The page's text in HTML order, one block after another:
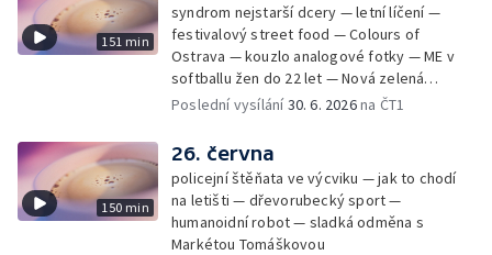
151 min
syndrom nejstarší dcery — letní líčení —
festivalový street food — Colours of
Ostrava — kouzlo analogové fotky — ME v
softballu žen do 22 let — Nová zelená
úsporám — Global Teacher Prize Czech
Poslední vysílání30. 6. 2026na ČT1
150 min
26. června
policejní štěňata ve výcviku — jak to chodí
na letišti — dřevorubecký sport —
humanoidní robot — sladká odměna s
Markétou Tomáškovou